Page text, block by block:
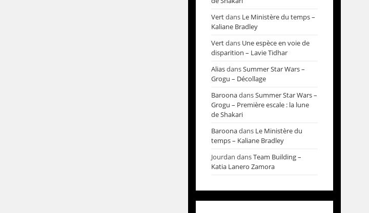
Vertdans Le Ministère du temps –
Kaliane Bradley
Vertdans Une espèce en voie de
disparition – Lavie Tidhar
AliasdansSummer Star Wars –
Grogu – Décollage
BaroonadansSummer Star Wars –
Grogu – Première escale : la lune
de Shakari
Baroonadans Le Ministère du
temps – Kaliane Bradley
Jourdan dansTeam Building –
Katia Lanero Zamora